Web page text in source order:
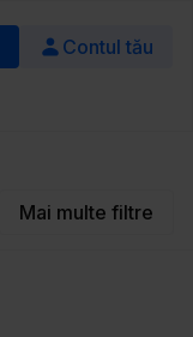
Contul tău
Mai multe filtre